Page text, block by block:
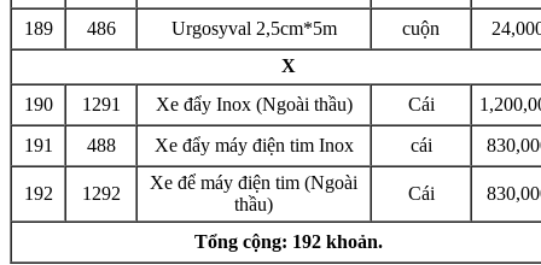
189
486 Urgosyval 2,5cm*5m cuộn
X
190
1291 Xe đẩy Inox (Ngoài thầu) Cái
191
488 Xe đẩy máy điện tim Inox cái
192 1292
Xe để máy điện tim (Ngoài
thầu)
Cái
Tổng cộng: 192 khoản.